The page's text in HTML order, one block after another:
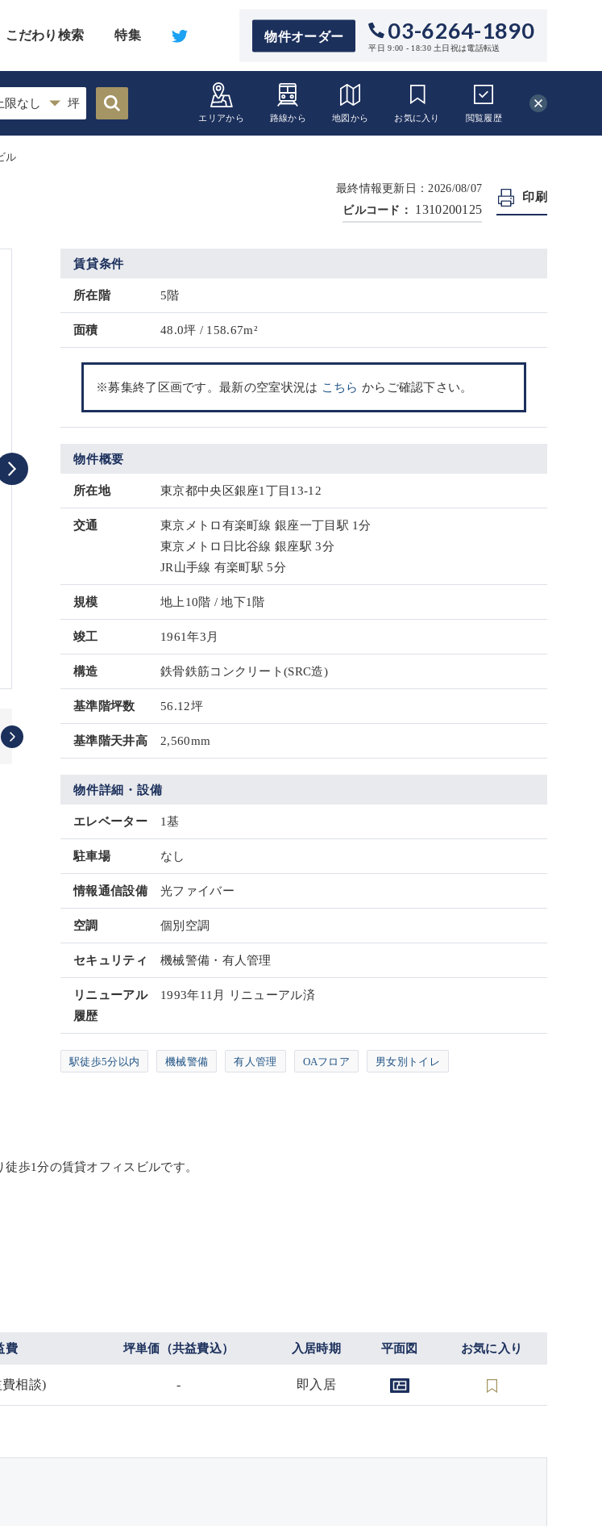
物件オーダー 03-6264-1890
平日 9:00 - 18:30 土日祝は電話転送
こだわり検索 特集
エリアから 路線から 地図から お気に入り 閲覧履歴
ル
最終情報更新日：2026/08/07
ビルコード：
1310200125
印刷
賃貸条件
所在階 5階
面積 48.0坪 / 158.67m²
※募集終了区画です。最新の空室状況は こちら からご確認下さい。
物件概要
所在地 東京都中央区銀座1丁目13-12
交通
東京メトロ有楽町線 銀座一丁目駅 1分
東京メトロ日比谷線 銀座駅 3分
JR山手線 有楽町駅 5分
規模 地上10階 / 地下1階
竣工 1961年3月
構造 鉄骨鉄筋コンクリート(SRC造)
基準階坪数 56.12坪
基準階天井高 2,560mm
物件詳細・設備
エレベーター 1基
駐車場 なし
情報通信設備 光ファイバー
空調 個別空調
セキュリティ 機械警備・有人管理
リニューアル
履歴
1993年11月 リニューアル済
駅徒歩5分以内 機械警備 有人管理 OAフロア 男女別トイレ
歩1分の賃貸オフィスビルです。
費 坪単価（共益費込） 入居時期 平面図 お気に入り
費相談) - 即入居